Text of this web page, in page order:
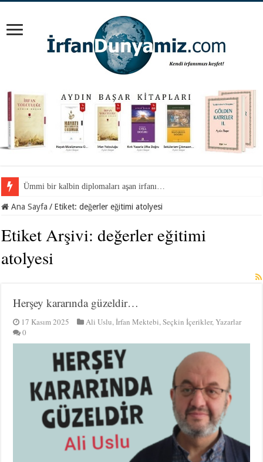
Ümmi bir kalbin diplomaları aşan irfanı…
Camdaki yazılar…
Ana Sayfa / Etiket:değerler eğitimi atolyesi
Etiket Arşivi:değerler eğitimi
atolyesi
Herşey kararında güzeldir…
17 Kasım 2025 Ali Uslu,İrfan Mektebi,Seçkin İçerikler,Yazarlar
0